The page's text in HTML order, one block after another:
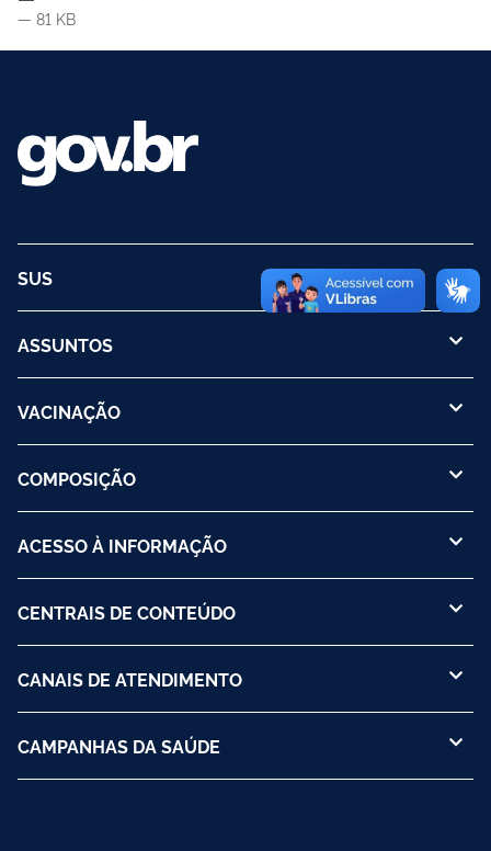
— 81 KB
SUS
ASSUNTOS
VACINAÇÃO
COMPOSIÇÃO
ACESSO À INFORMAÇÃO
CENTRAIS DE CONTEÚDO
CANAIS DE ATENDIMENTO
CAMPANHAS DA SAÚDE